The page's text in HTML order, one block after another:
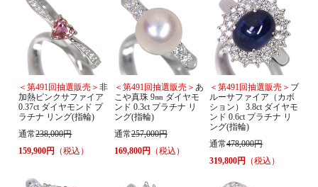
＜第491回抽選販売＞非
加熱ピンクサファイア
0.37ct ダイヤモンド プ
ラチナ リング(指輪)
通常238,000円
159,900円
（税込）
＜第491回抽選販売＞ あ
こや真珠 9㎜ ダイヤモ
ンド 0.3ct プラチナ リ
ング(指輪)
通常257,000円
169,800円
（税込）
＜第491回抽選販売＞ ブ
ルーサファイア（カボ
ション） 3.8ct ダイヤモ
ンド 0.6ct プラチナ リ
ング(指輪)
通常478,000円
319,800円
（税込）